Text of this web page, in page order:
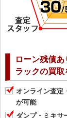
ローン残債
ラックの買
オンライン査定
が可能
ダンプ・ミキサ